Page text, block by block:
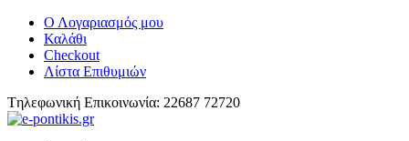
Ο Λογαριασμός μου
Καλάθι
Checkout
Λίστα Επιθυμιών
Tηλεφωνική Επικοινωνία: 22687 72720